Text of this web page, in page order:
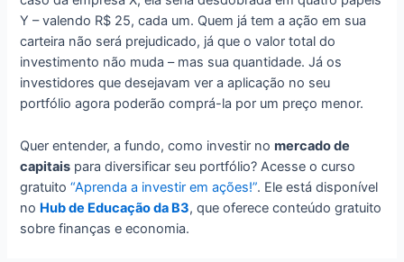
Y – valendo R$ 25, cada um. Quem já tem a ação em sua
carteira não será prejudicado, já que o valor total do
investimento não muda – mas sua quantidade. Já os
investidores que desejavam ver a aplicação no seu
portfólio agora poderão comprá-la por um preço menor.
Quer entender, a fundo, como investir nomercado de
capitais para diversificar seu portfólio? Acesse o curso
gratuito“Aprenda a investir em ações!”. Ele está disponível
no Hub de Educação da B3, que oferece conteúdo gratuito
sobre finanças e economia.